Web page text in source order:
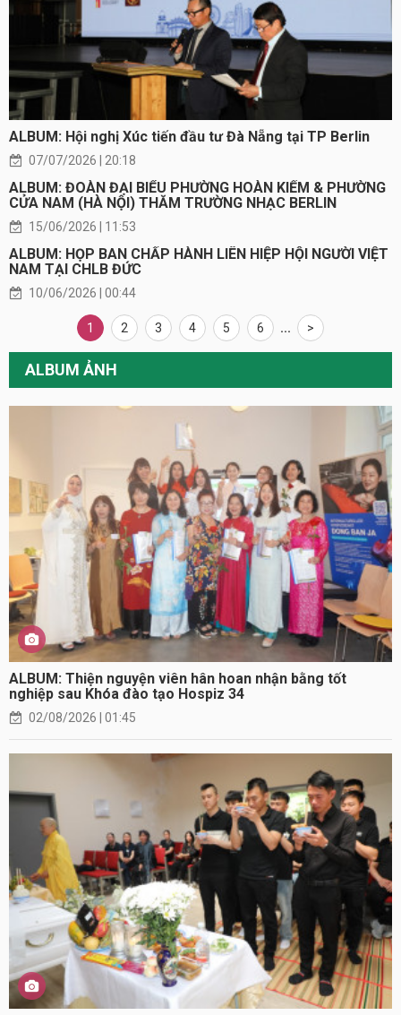
ALBUM: Hội nghị Xúc tiến đầu tư Đà Nẵng tại TP Berlin
07/07/2026 | 20:18
ALBUM: ĐOÀN ĐẠI BIỂU PHƯỜNG HOÀN KIẾM & PHƯỜNG
CỬA NAM (HÀ NỘI) THĂM TRƯỜNG NHẠC BERLIN
15/06/2026 | 11:53
ALBUM: HỌP BAN CHẤP HÀNH LIÊN HIỆP HỘI NGƯỜI VIỆT
NAM TẠI CHLB ĐỨC
10/06/2026 | 00:44
1 2 3 4 5 6 ... >
ALBUM ẢNH
ALBUM: Thiện nguyện viên hân hoan nhận bằng tốt
nghiệp sau Khóa đào tạo Hospiz 34
02/08/2026 | 01:45